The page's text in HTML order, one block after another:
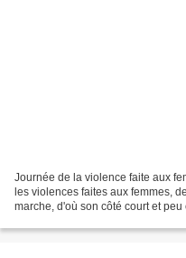
Journée de la violence faite aux
les violences faites aux femmes,
marche, d'où son côté court et